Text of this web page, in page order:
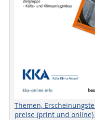
Themen,
preise (print und online)